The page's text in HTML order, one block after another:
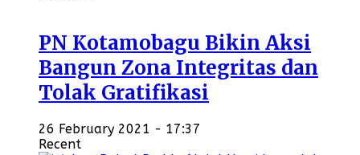
PN Kotamobagu Bikin Aksi
Bangun Zona Integritas dan
Tolak Gratifikasi
26 February 2021 - 17:37
Recent